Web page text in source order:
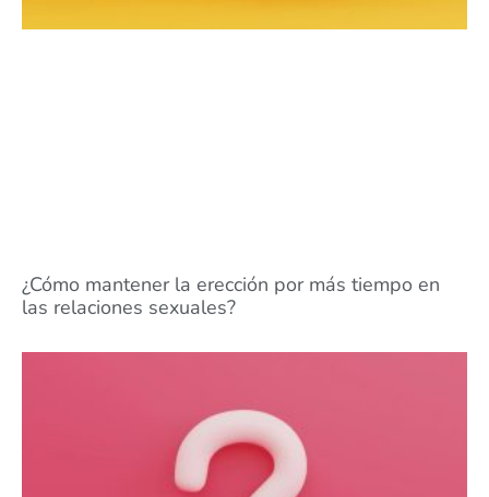
¿Cómo mantener la erección por más tiempo en
las relaciones sexuales?